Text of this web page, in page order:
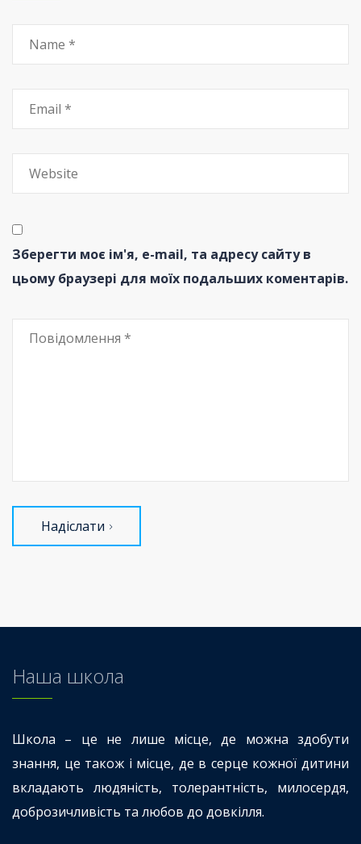
Зберегти моє ім'я, e-mail, та адресу сайту в
цьому браузері для моїх подальших коментарів.
Надіслати
Наша школа
Школа – це не лише місце, де можна здобути
знання, це також і місце, де в серце кожної дитини
вкладають людяність, толерантність, милосердя,
доброзичливість та любов до довкілля.